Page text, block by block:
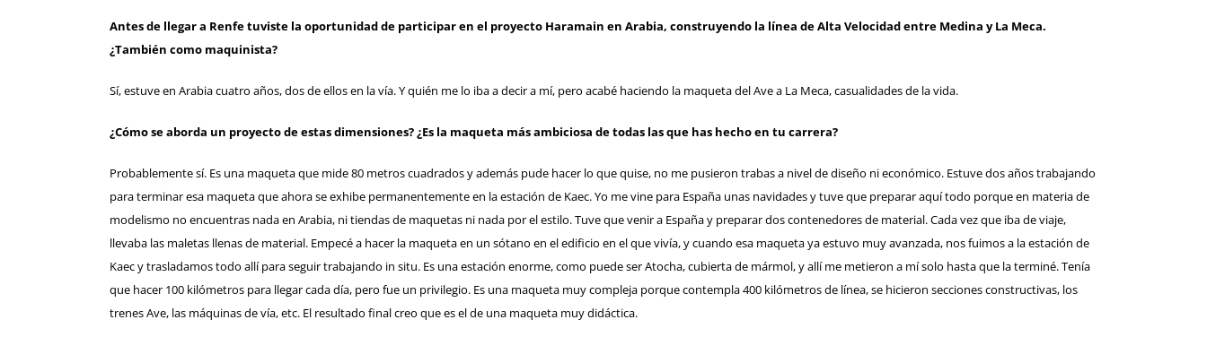
Antes de llegar a Renfe tuviste la oportunidad de participar en el proyecto Haramain en Arabia, construyendo la línea de Alta Velocidad entre Medina y La Meca.
¿También como maquinista?
Sí, estuve en Arabia cuatro años, dos de ellos en la vía. Y quién me lo iba a decir a mí, pero acabé haciendo la maqueta del Ave a La Meca, casualidades de la vida.
¿Cómo se aborda un proyecto de estas dimensiones? ¿Es la maqueta más ambiciosa de todas las que has hecho en tu carrera?
Probablemente sí. Es una maqueta que mide 80 metros cuadrados y además pude hacer lo que quise, no me pusieron trabas a nivel de diseño ni económico. Estuve dos años trabajando
para terminar esa maqueta que ahora se exhibe permanentemente en la estación de Kaec. Yo me vine para España unas navidades y tuve que preparar aquí todo porque en materia de
modelismo no encuentras nada en Arabia, ni tiendas de maquetas ni nada por el estilo. Tuve que venir a España y preparar dos contenedores de material. Cada vez que iba de viaje,
llevaba las maletas llenas de material. Empecé a hacer la maqueta en un sótano en el edificio en el que vivía, y cuando esa maqueta ya estuvo muy avanzada, nos fuimos a la estación de
Kaec y trasladamos todo allí para seguir trabajando in situ. Es una estación enorme, como puede ser Atocha, cubierta de mármol, y allí me metieron a mí solo hasta que la terminé. Tenía
que hacer 100 kilómetros para llegar cada día, pero fue un privilegio. Es una maqueta muy compleja porque contempla 400 kilómetros de línea, se hicieron secciones constructivas, los
trenes Ave, las máquinas de vía, etc. El resultado final creo que es el de una maqueta muy didáctica.